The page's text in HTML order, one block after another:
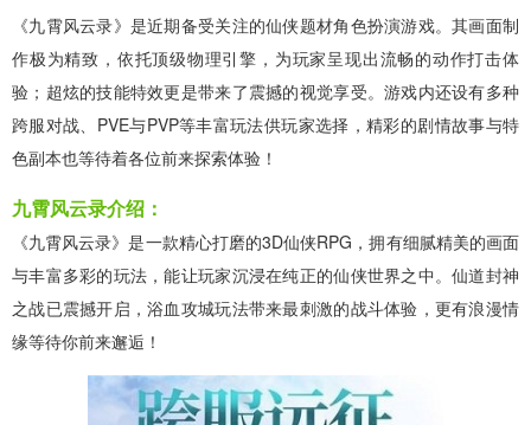
《九霄风云录》是近期备受关注的仙侠题材角色扮演游戏。其画面制
作极为精致，依托顶级物理引擎，为玩家呈现出流畅的动作打击体
验；超炫的技能特效更是带来了震撼的视觉享受。游戏内还设有多种
跨服对战、PVE与PVP等丰富玩法供玩家选择，精彩的剧情故事与特
色副本也等待着各位前来探索体验！
九霄风云录介绍：
《九霄风云录》是一款精心打磨的3D仙侠RPG，拥有细腻精美的画面
与丰富多彩的玩法，能让玩家沉浸在纯正的仙侠世界之中。仙道封神
之战已震撼开启，浴血攻城玩法带来最刺激的战斗体验，更有浪漫情
缘等待你前来邂逅！